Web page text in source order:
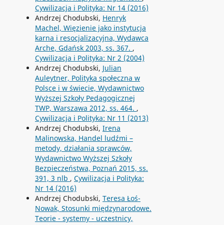
Cywilizacja i Polityka: Nr 14 (2016)
Andrzej Chodubski, Henryk
Machel, Więzienie jako instytucja
karna i resocjalizacyjna, Wydawca
Arche, Gdańsk 2003, ss. 367. ,
Cywilizacja i Polityka: Nr 2 (2004)
Andrzej Chodubski, Julian
Auleytner, Polityka społeczna w
Polsce i w świecie, Wydawnictwo
Wyższej Szkoły Pedagogicznej
TWP, Warszawa 2012, ss. 464. ,
Cywilizacja i Polityka: Nr 11 (2013)
Andrzej Chodubski, Irena
Malinowska, Handel ludźmi –
metody, działania sprawców,
Wydawnictwo Wyższej Szkoły
Bezpieczeństwa, Poznań 2015, ss.
391, 3 nlb , Cywilizacja i Polityka:
Nr 14 (2016)
Andrzej Chodubski, Teresa Łoś-
Nowak, Stosunki międzynarodowe.
Teorie - systemy - uczestnicy,